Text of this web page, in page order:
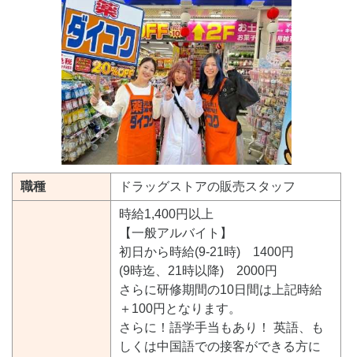
職種 ドラッグストアの販売スタッフ
時給1,400円以上
【一般アルバイト】
初日から時給(9-21時) 1400円
(9時迄、21時以降) 2000円
さらに研修期間の10日間は上記時給
＋100円となります。
さらに！語学手当もあり！ 英語、も
しくは中国語での接客ができる方に